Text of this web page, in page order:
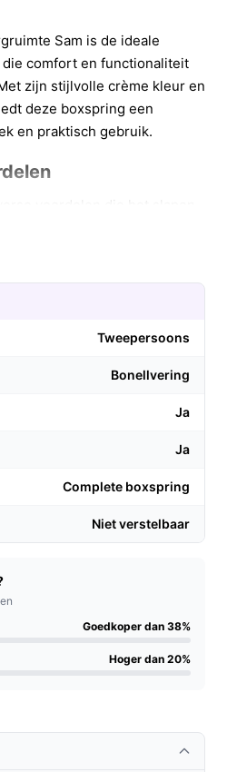
Sam is de ideale
comfort en functionaliteit
zijn stijlvolle crème kleur en
deze boxspring een
en praktisch gebruik.
biedt voor een
maakt het
je meer ruimte in de
gewicht van 100 kg is
voor een breed scala aan
Sam is ideaal voor: -
in kleinere ruimtes wonen
meubels. -
aan een goede nachtrust
Opbergruimte Sam
andere boxsprings?
Tweepersoons
Bonellvering
Ja
Ja
Complete boxspring
Niet verstelbaar
Goedkoper dan 38%
Hoger dan 20%